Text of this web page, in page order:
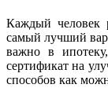
Каждый человек
самый лучший
важно в
сертификат на
способов как